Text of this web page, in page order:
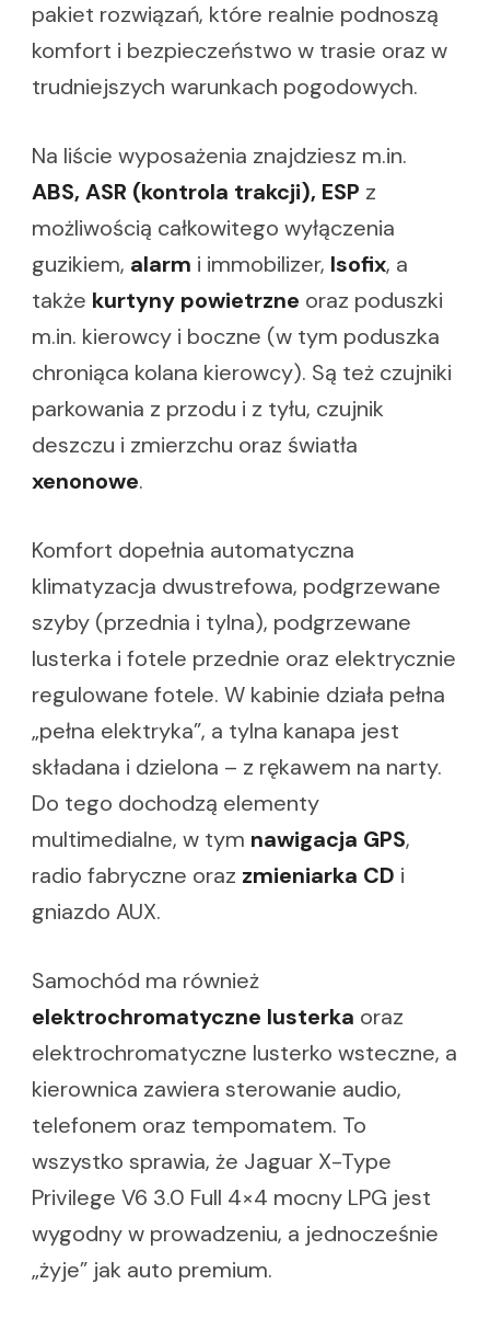
pakiet rozwiązań, które realnie podnoszą
komfort i bezpieczeństwo w trasie oraz w
trudniejszych warunkach pogodowych.
Na liście wyposażenia znajdziesz m.in.
ABS, ASR (kontrola trakcji), ESP z
możliwością całkowitego wyłączenia
guzikiem, alarm i immobilizer, Isofix, a
także kurtyny powietrzne oraz poduszki
m.in. kierowcy i boczne (w tym poduszka
chroniąca kolana kierowcy). Są też czujniki
parkowania z przodu i z tyłu, czujnik
deszczu i zmierzchu oraz światła
xenonowe.
Komfort dopełnia automatyczna
klimatyzacja dwustrefowa, podgrzewane
szyby (przednia i tylna), podgrzewane
lusterka i fotele przednie oraz elektrycznie
regulowane fotele. W kabinie działa pełna
„pełna elektryka”, a tylna kanapa jest
składana i dzielona – z rękawem na narty.
Do tego dochodzą elementy
multimedialne, w tym nawigacja GPS,
radio fabryczne oraz zmieniarka CD i
gniazdo AUX.
Samochód ma również
elektrochromatyczne lusterka oraz
elektrochromatyczne lusterko wsteczne, a
kierownica zawiera sterowanie audio,
telefonem oraz tempomatem. To
wszystko sprawia, że Jaguar X-Type
Privilege V6 3.0 Full 4×4 mocny LPG jest
wygodny w prowadzeniu, a jednocześnie
„żyje” jak auto premium.